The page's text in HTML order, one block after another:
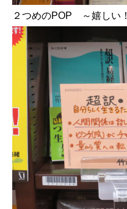
２つめのPOP ～嬉しい！